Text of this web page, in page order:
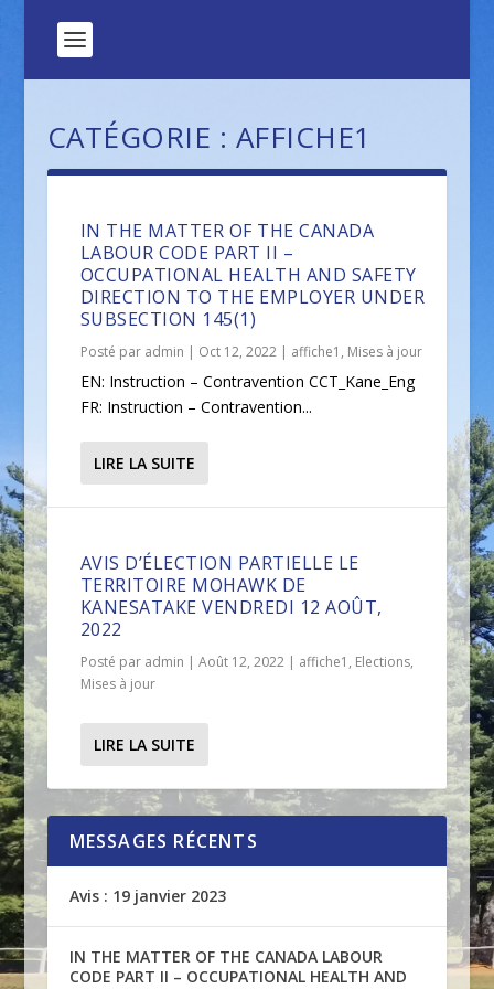
CATÉGORIE : AFFICHE1
IN THE MATTER OF THE CANADA
LABOUR CODE PART II –
OCCUPATIONAL HEALTH AND SAFETY
DIRECTION TO THE EMPLOYER UNDER
SUBSECTION 145(1)
Posté par admin | Oct 12, 2022| affiche1 , Mises à jour
EN: Instruction – Contravention CCT_Kane_Eng
FR: Instruction – Contravention...
LIRE LA SUITE
AVIS D’ÉLECTION PARTIELLE LE
TERRITOIRE MOHAWK DE
KANESATAKE VENDREDI 12 AOÛT,
2022
Posté par admin | Août 12, 2022| affiche1 , Elections,
Mises à jour
LIRE LA SUITE
MESSAGES RÉCENTS
Avis : 19 janvier 2023
IN THE MATTER OF THE CANADA LABOUR
CODE PART II – OCCUPATIONAL HEALTH AND